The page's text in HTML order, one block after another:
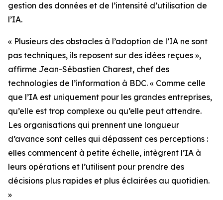
gestion des données et de l’intensité d’utilisation de
l’IA.
« Plusieurs des obstacles à l’adoption de l’IA ne sont
pas techniques, ils reposent sur des idées reçues »,
affirme Jean-Sébastien Charest, chef des
technologies de l’information à BDC. « Comme celle
que l’IA est uniquement pour les grandes entreprises,
qu’elle est trop complexe ou qu’elle peut attendre.
Les organisations qui prennent une longueur
d’avance sont celles qui dépassent ces perceptions :
elles commencent à petite échelle, intègrent l’IA à
leurs opérations et l’utilisent pour prendre des
décisions plus rapides et plus éclairées au quotidien.
»